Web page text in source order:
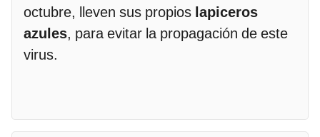
octubre, lleven sus propios lapiceros
azules, para evitar la propagación de este
virus.